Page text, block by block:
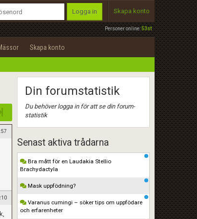
Personer online:53st
Logga in Skapa konto
Skapa konto
Din forumstatistik
Du behöver logga in för att se din forum-
statistik
Senast aktiva trådarna
Bra mått för en Laudakia Stellio
Brachydactyla
Mask uppfödning?
Varanus cumingi – söker tips om uppfödare
och erfarenheter